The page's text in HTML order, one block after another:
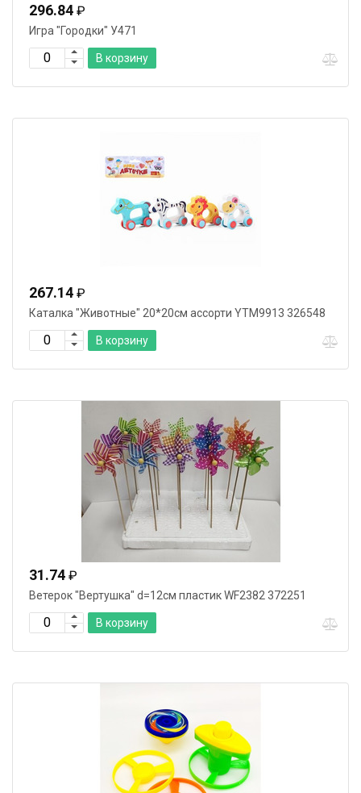
296.84 ₽
Игра "Городки" У471
В корзину
267.14 ₽
Каталка "Животные" 20*20см ассорти YTM9913 326548
В корзину
31.74 ₽
Ветерок "Вертушка" d=12см пластик WF2382 372251
В корзину